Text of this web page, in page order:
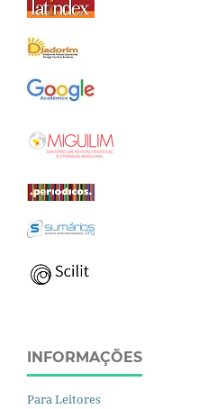
INFORMAÇÕES
Para Leitores